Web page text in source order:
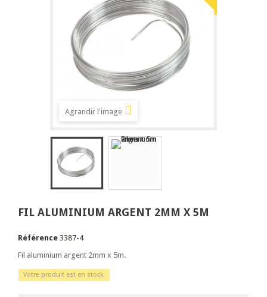
Agrandir l'image
FIL ALUMINIUM ARGENT 2MM X 5M
Référence 3387-4
Fil aluminium argent 2mm x 5m.
Votre produit est en stock.